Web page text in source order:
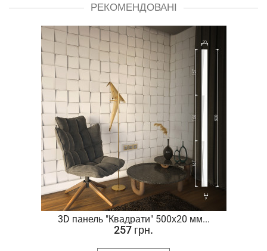
РЕКОМЕНДОВАНІ
3D панель "Квадрати" 500х20 мм...
257 грн.